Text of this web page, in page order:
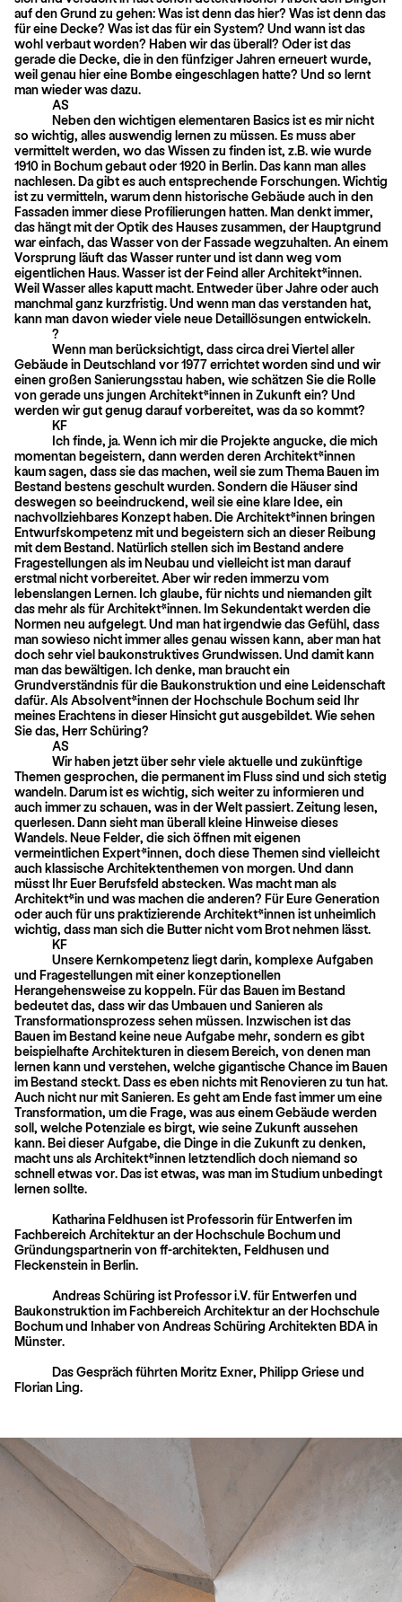
auf den Grund zu gehen: Was ist denn das hier? Was ist denn das
für eine Decke? Was ist das für ein System? Und wann ist das
wohl verbaut worden? Haben wir das überall? Oder ist das
gerade die Decke, die in den fünfziger Jahren erneuert wurde,
weil genau hier eine Bombe eingeschlagen hatte? Und so lernt
man wieder was dazu.
AS
Neben den wichtigen elementaren Basics ist es mir nicht
so wichtig, alles auswendig lernen zu müssen. Es muss aber
vermittelt werden, wo das Wissen zu finden ist, z.B. wie wurde
1910 in Bochum gebaut oder 1920 in Berlin. Das kann man alles
nach­lesen. Da gibt es auch entsprechende Forschungen. Wichtig
ist zu vermitteln, warum denn historische Gebäude auch in den
Fassaden immer diese Profilierungen hatten. Man denkt immer,
das hängt mit der Optik des Hauses zusammen, der Hauptgrund
war einfach, das Wasser von der Fassade wegzuhalten. An einem
Vorsprung läuft das Wasser runter und ist dann weg vom
eigentlichen Haus. Wasser ist der Feind aller Architekt*innen.
Weil Wasser alles kaputt macht. Entweder über Jahre oder auch
manchmal ganz kurzfristig. Und wenn man das verstanden hat,
kann man davon wieder viele neue Detaillösungen entwickeln.
?
Wenn man berücksichtigt, dass circa drei Viertel aller
Gebäude in Deutschland vor 1977 errichtet worden sind und wir
einen großen Sanierungsstau haben, wie schätzen Sie die Rolle
von gerade uns jungen Architekt*innen in Zukunft ein? Und
werden wir gut genug darauf vorbereitet, was da so kommt?
KF
Ich finde, ja. Wenn ich mir die Projekte angucke, die mich
momentan begeistern, dann werden deren Architekt*innen
kaum sagen, dass sie das machen, weil sie zum Thema Bauen im
Bestand bestens geschult wurden. Sondern die Häuser sind
deswegen so beeindruckend, weil sie eine klare Idee, ein
nachvollziehbares Konzept haben. Die Architekt*innen bringen
Entwurfskompetenz mit und begeistern sich an dieser Reibung
mit dem Bestand. Natürlich stellen sich im Bestand andere
Fragestellungen als im Neubau und vielleicht ist man darauf
erstmal nicht vorbe­reitet. Aber wir reden immerzu vom
lebenslangen Lernen. Ich glaube, für nichts und niemanden gilt
das mehr als für Architekt*innen. Im Sekundentakt werden die
Normen neu aufgelegt. Und man hat irgendwie das Gefühl, dass
man sowieso nicht immer alles genau wissen kann, aber man hat
doch sehr viel baukonstruktives Grundwissen. Und damit kann
man das bewältigen. Ich denke, man braucht ein
Grundverständnis für die Baukonstruktion und eine Leidenschaft
dafür. Als Absolvent*innen der Hochschule Bochum seid Ihr
meines Erachtens in dieser Hinsicht gut ausgebildet. Wie sehen
Sie das, Herr Schüring?
AS
Wir haben jetzt über sehr viele aktuelle und zukünftige
Themen gesprochen, die permanent im Fluss sind und sich stetig
wandeln. Darum ist es wichtig, sich weiter zu informieren und
auch immer zu schauen, was in der Welt passiert. Zeitung lesen,
querlesen. Dann sieht man überall kleine Hinweise dieses
Wandels. Neue Felder, die sich öffnen mit eigenen
vermeintlichen Expert*innen, doch diese Themen sind vielleicht
auch klassische Architektenthemen von morgen. Und dann
müsst Ihr Euer Berufsfeld abstecken. Was macht man als
Architekt*in und was machen die anderen? Für Eure Generation
oder auch für uns praktizierende Architekt*innen ist unheimlich
wichtig, dass man sich die Butter nicht vom Brot nehmen lässt.
KF
Unsere Kernkompetenz liegt darin, komplexe Aufgaben
und Fragestellungen mit einer konzeptionellen
Herangehensweise zu koppeln. Für das Bauen im Bestand
bedeutet das, dass wir das Umbauen und Sanieren als
Transformationsprozess sehen müssen. Inzwischen ist das
Bauen im Bestand keine neue Aufgabe mehr, sondern es gibt
beispielhafte Architekturen in diesem Bereich, von denen man
lernen kann und verstehen, welche gigantische Chance im Bauen
im Bestand steckt. Dass es eben nichts mit Renovieren zu tun hat.
Auch nicht nur mit Sanieren. Es geht am Ende fast immer um eine
Transformation, um die Frage, was aus einem Gebäude werden
soll, welche Potenziale es birgt, wie seine Zukunft aussehen
kann. Bei dieser Aufgabe, die Dinge in die Zukunft zu denken,
macht uns als Architekt*innen letztendlich doch niemand so
schnell etwas vor. Das ist etwas, was man im Studium unbedingt
lernen sollte.
Katharina Feldhusen ist Professorin für Entwerfen im
Fachbereich Architektur an der Hochschule Bochum und
Gründungspartnerin von ff-architekten, Feldhusen und
Fleckenstein in Berlin.
Andreas Schüring ist Professor i.V. für Entwerfen und
Baukonstruktion im Fachbereich Architektur an der Hochschule
Bochum und Inhaber von Andreas Schüring Architekten BDA in
Münster.
Das Gespräch führten Moritz Exner, Philipp Griese und
Florian Ling.